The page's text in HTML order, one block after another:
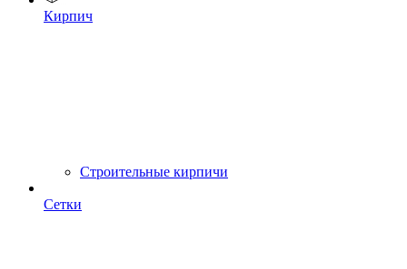
Кирпич
Строительные кирпичи
Сетки